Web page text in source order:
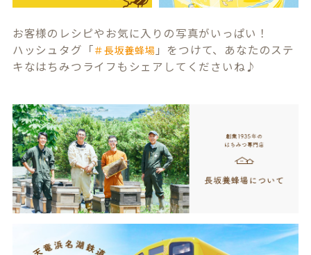
お客様のレシピやお気に入りの写真がいっぱい！
ハッシュタグ「＃長坂養蜂場 」をつけて、あなたのステ
キなはちみつライフもシェアしてくださいね♪